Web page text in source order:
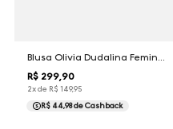
Blusa Olivia Dudalina Feminina
R$ 299,90
2x de R$ 149,95
R$ 44,98de Cashback